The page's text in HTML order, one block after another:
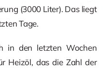
(3000 Liter). Das liegt
Tage.
in den letzten Wochen
Heizöl, das die Zahl der